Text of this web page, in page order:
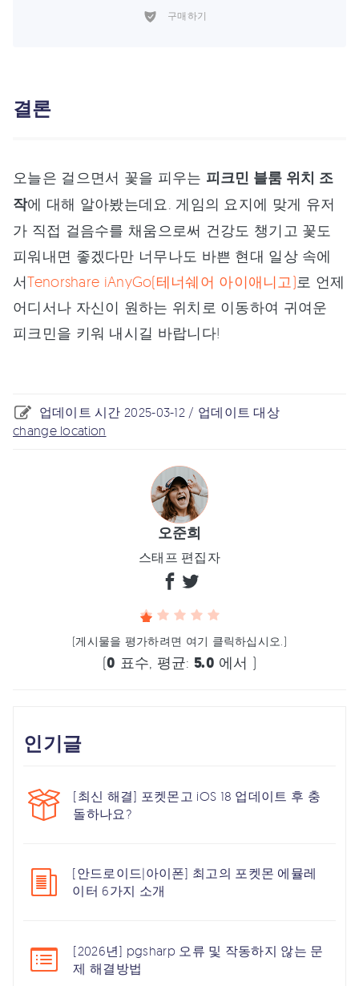
구매하기
결론
오늘은 걸으면서 꽃을 피우는 피크민 블룸 위치 조
작에 대해 알아봤는데요. 게임의 요지에 맞게 유저
가 직접 걸음수를 채움으로써 건강도 챙기고 꽃도
피워내면 좋겠다만 너무나도 바쁜 현대 일상 속에
서Tenorshare iAnyGo(테너쉐어 아이애니고)로 언제
어디서나 자신이 원하는 위치로 이동하여 귀여운
피크민을 키워 내시길 바랍니다!
업데이트 시간 2025-03-12 / 업데이트 대상
change location
오준희
스태프 편집자
(게시물을 평가하려면 여기 클릭하십시오.)
(0 표수, 평균: 5.0 에서 )
인기글
[최신 해결] 포켓몬고 iOS 18 업데이트 후 충
돌하나요?
[안드로이드|아이폰] 최고의 포켓몬 에뮬레
이터 6가지 소개
[2026년] pgsharp 오류 및 작동하지 않는 문
제 해결방법